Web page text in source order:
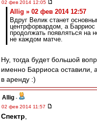
02 фев 2014 12:05
Allig » 02 фев 2014 12:57
Вдруг Велик станет
центрфорвардом, а Барриос
продолжать появляться на
не каждом матче.
Ну, тогда будет большой
именно Барриоса оставили,
в аренду :)
Allig -
02 фев 2014 11:57
Спектр